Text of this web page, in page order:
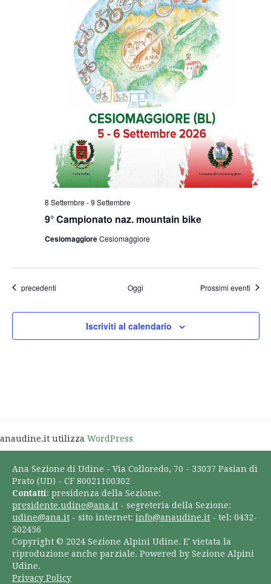
9° Campionato naz. mountain bike
8 Settembre -9 Settembre
CesiomaggioreCesiomaggiore
Eventi
precedenti Oggi Prossimi eventi
Iscriviti al calendario
anaudine.it utilizza WordPress
Ana Sezione di Udine - Via Colloredo, 70 - 33037 Pasian di
Prato (UD) - CF 80021100302
Contatti: presidenza della Sezione:
presidente.udine@ana.it - segreteria della Sezione:
udine@ana.it - sito internet: info@anaudine.it - tel: 0432-
502456
Copyright © 2024 Sezione Alpini Udine. E' vietata la
riproduzione anche parziale. Powered by Sezione Alpini
Udine.
Privacy Policy